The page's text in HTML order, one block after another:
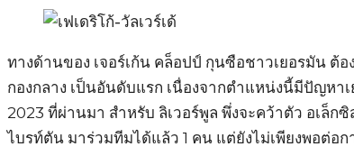
ทางด้านของ เจอร์เก้น คล็อปป์ กุนซือชาวเยอรมัน ต้อ
กองกลาง เป็นอันดับแรก เนื่องจากตำแหน่งนี้มีปัญหา
2023 ที่ผ่านมา สำหรับ ลิเวอร์พูล พึ่งจะคว้าตัว อเล็ก
ไบรท์ตัน มาร่วมทีมได้แล้ว 1 คน แต่ยังไม่เพียงพอต่อ